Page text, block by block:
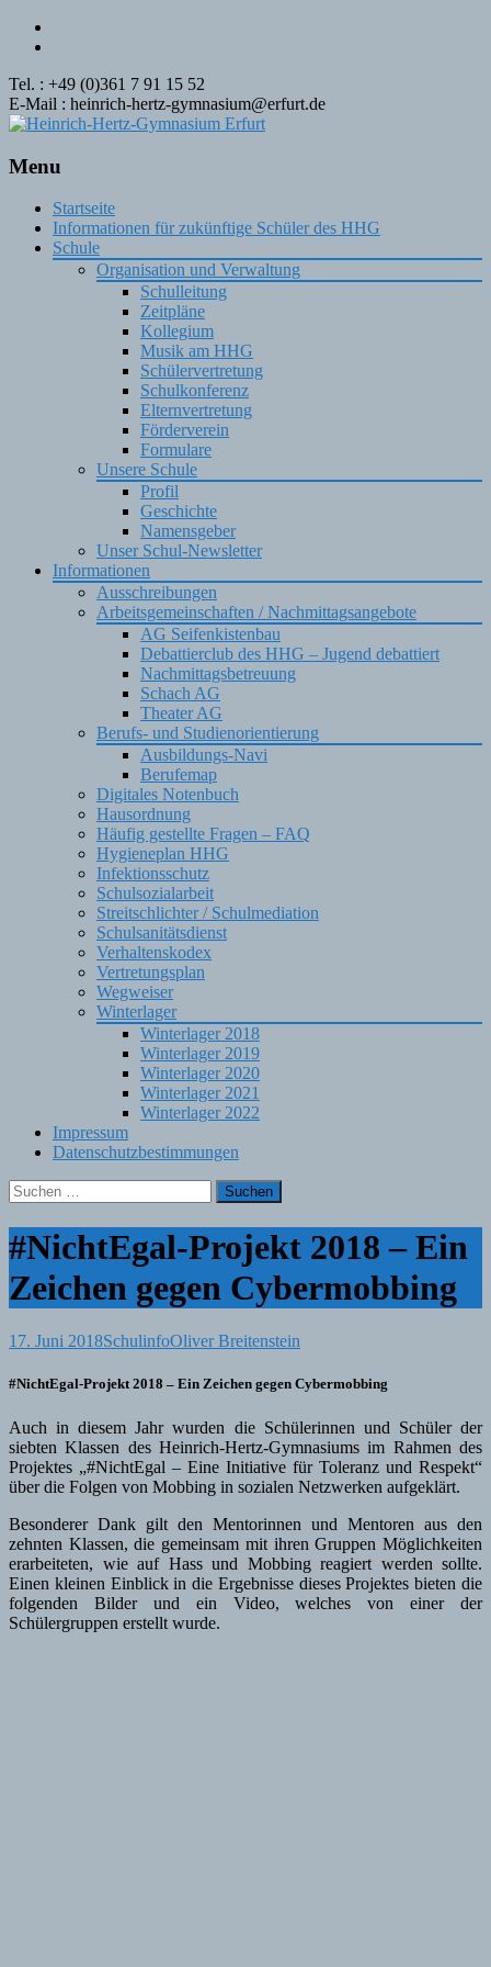
Tel. : +49 (0)361 7 91 15 52
E-Mail : heinrich-hertz-gymnasium@erfurt.de
Menu
Skip
content
Startseite
Informationen für zukünftige Schüler des HHG
Schule
Organisation und Verwaltung
Schulleitung
Zeitpläne
Kollegium
Musik am HHG
Schülervertretung
Schulkonferenz
Elternvertretung
Förderverein
Formulare
Unsere Schule
Profil
Geschichte
Namensgeber
Unser Schul-Newsletter
Informationen
Ausschreibungen
Arbeitsgemeinschaften / Nachmittagsangebote
AG Seifenkistenbau
Debattierclub des HHG – Jugend debattiert
Nachmittagsbetreuung
Schach AG
Theater AG
Berufs- und Studienorientierung
Ausbildungs-Navi
Berufemap
Digitales Notenbuch
Hausordnung
Häufig gestellte Fragen – FAQ
Hygieneplan HHG
Infektionsschutz
Schulsozialarbeit
Streitschlichter / Schulmediation
Schulsanitätsdienst
Verhaltenskodex
Vertretungsplan
Wegweiser
Winterlager
Winterlager 2018
Winterlager 2019
Winterlager 2020
Winterlager 2021
Winterlager 2022
Impressum
Datenschutzbestimmungen
Suchen
nach:
#NichtEgal-Projekt 2018 – Ein
Zeichen gegen Cybermobbing
17. Juni 2018SchulinfoOliver Breitenstein
#NichtEgal-Projekt 2018 – Ein Zeichen gegen Cybermobbing
Auch in diesem Jahr wurden die Schülerinnen und Schüler der
siebten Klassen des Heinrich-Hertz-Gymnasiums im Rahmen des
Projektes „#NichtEgal – Eine Initiative für Toleranz und Respekt“
über die Folgen von Mobbing in sozialen Netzwerken aufgeklärt.
Besonderer Dank gilt den Mentorinnen und Mentoren aus den
zehnten Klassen, die gemeinsam mit ihren Gruppen Möglichkeiten
erarbeiteten, wie auf Hass und Mobbing reagiert werden sollte.
Einen kleinen Einblick in die Ergebnisse dieses Projektes bieten die
folgenden Bilder und ein Video, welches von einer der
Schülergruppen erstellt wurde.